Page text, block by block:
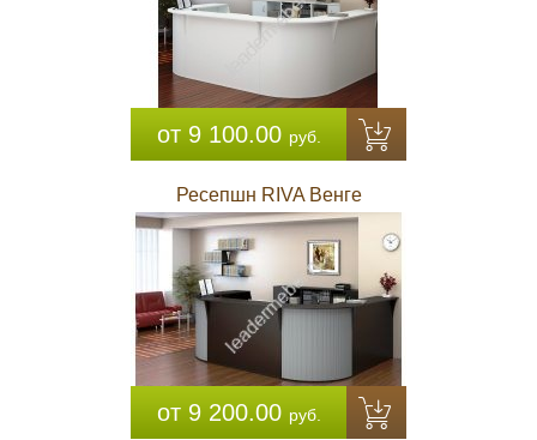
от 9 100.00 руб.
Ресепшн RIVA Венге
от 9 200.00 руб.